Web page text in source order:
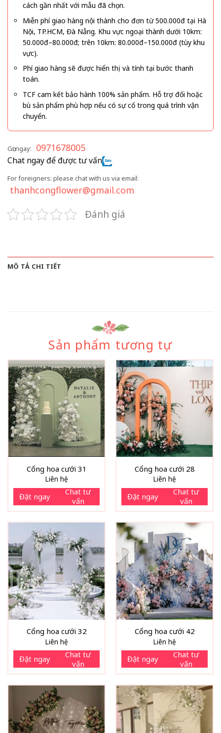
cách gần nhất với mẫu đã chọn.
Miễn phí giao hàng nội thành cho đơn từ 500.000đ tại Hà
Nội, TP.HCM, Đà Nẵng. Khu vực ngoại thành dưới 10km:
50.000đ–80.000đ; trên 10km: 80.000đ–150.000đ (tùy khu
vực).
Phí giao hàng sẽ được hiển thị và tính tại bước thanh
toán.
TCF cam kết bảo hành 100% sản phẩm. Hỗ trợ đổi hoặc
bù sản phẩm phù hợp nếu có sự cố trong quá trình vận
chuyển.
Gọi ngay: 0971678005
Chat ngay để được tư vấn
For foreigners: please chat with us via email:
thanhcongflower@gmail.com
Đánh giá
MÔ TẢ CHI TIẾT
Sản phẩm tương tự
Cổng hoa cưới 31
Liên hệ
Đặt ngay
Chat tư
vấn
Cổng hoa cưới 28
Liên hệ
Đặt ngay
Chat tư
vấn
Cổng hoa cưới 32
Liên hệ
Đặt ngay
Chat tư
vấn
Cổng hoa cưới 42
Liên hệ
Đặt ngay
Chat tư
vấn